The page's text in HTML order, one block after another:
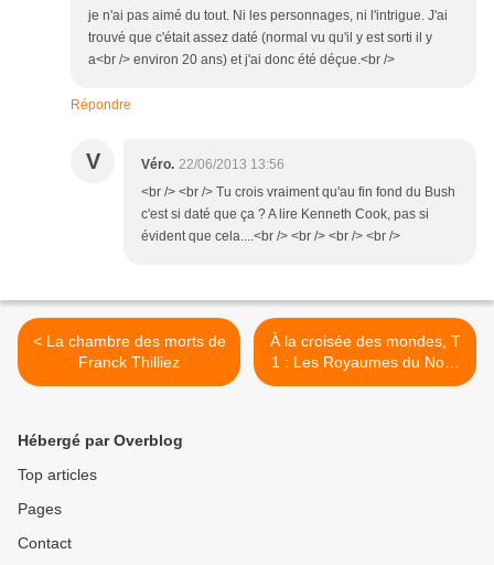
je n'ai pas aimé du tout. Ni les personnages, ni l'intrigue. J'ai
trouvé que c'était assez daté (normal vu qu'il y est sorti il y
a<br /> environ 20 ans) et j'ai donc été déçue.<br />
Répondre
V Véro. 22/06/2013 13:56
<br /> <br /> Tu crois vraiment qu'au fin fond du Bush
c'est si daté que ça ? A lire Kenneth Cook, pas si
évident que cela....<br /> <br /> <br /> <br />
< La chambre des morts de
Franck Thilliez
À la croisée des mondes, T
1 : Les Royaumes du Nord
de Philip Pullman >
Hébergé par Overblog
Top articles
Pages
Contact